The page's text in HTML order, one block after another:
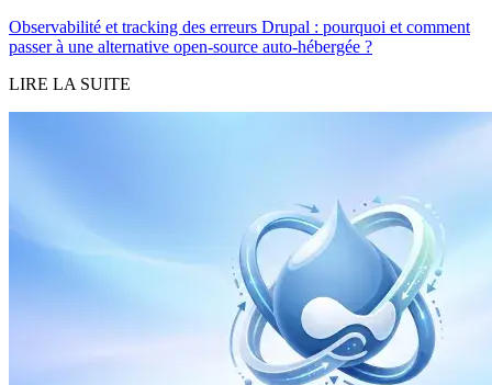
Observabilité et tracking des erreurs Drupal : pourquoi et comment
passer à une alternative open-source auto-hébergée ?
LIRE LA SUITE